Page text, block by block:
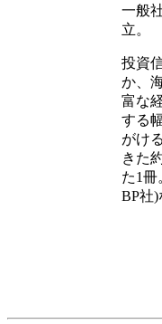
一般
立。
投資
か、
富な
する
がけ
きた
た1冊
BP社)